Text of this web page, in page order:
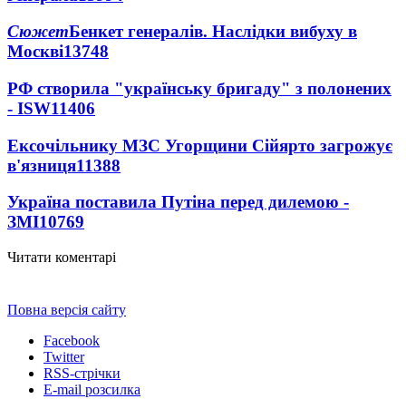
СюжетБенкет генералів. Наслідки вибуху в
Москві13748
РФ створила "українську бригаду" з полонених
- ISW11406
Ексочільнику МЗС Угорщини Сійярто загрожує
в'язниця11388
Україна поставила Путіна перед дилемою -
ЗМІ10769
Читати коментарі
Повна версія сайту
Facebook
Twitter
RSS-стрічки
E-mail розсилка